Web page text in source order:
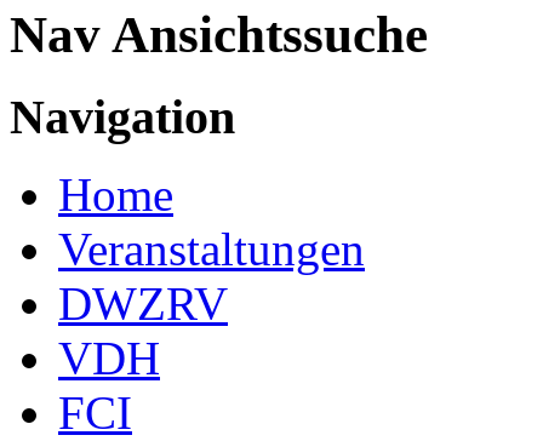
Nav Ansichtssuche
Navigation
Home
Veranstaltungen
DWZRV
VDH
FCI